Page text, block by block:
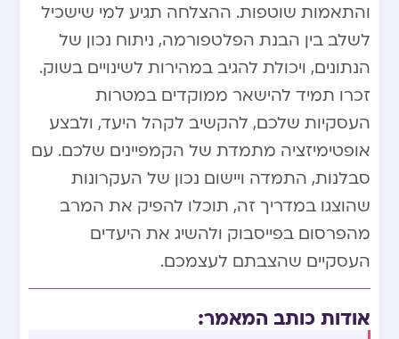
והתאמות שוטפות. ההצלחה תגיע למי שישכיל
לשלב בין הבנת הפלטפורמה, ניתוח נכון של
הנתונים, ויכולת להגיב במהירות לשינויים בשוק.
זכרו תמיד להישאר ממוקדים במטרות
העסקיות שלכם, להקשיב לקהל היעד, ולבצע
אופטימיזציה מתמדת של הקמפיינים שלכם. עם
סבלנות, התמדה ויישום נכון של העקרונות
שהוצגו במדריך זה, תוכלו להפיק את המרב
מהפרסום בפייסבוק ולהשיג את היעדים
העסקיים שהצבתם לעצמכם.
אודות כותב המאמר: